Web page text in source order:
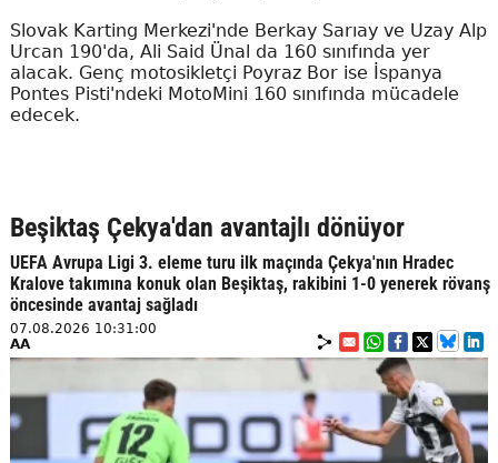
Slovak Karting Merkezi'nde Berkay Sarıay ve Uzay Alp
Urcan 190'da, Ali Said Ünal da 160 sınıfında yer
alacak. Genç motosikletçi Poyraz Bor ise İspanya
Pontes Pisti'ndeki MotoMini 160 sınıfında mücadele
edecek.
Beşiktaş Çekya'dan avantajlı dönüyor
UEFA Avrupa Ligi 3. eleme turu ilk maçında Çekya'nın Hradec
Kralove takımına konuk olan Beşiktaş, rakibini 1-0 yenerek rövanş
öncesinde avantaj sağladı
07.08.2026 10:31:00
AA